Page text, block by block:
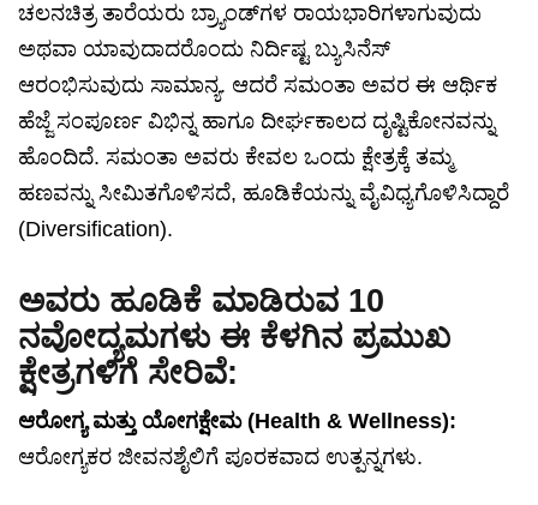
ಚಲನಚಿತ್ರ ತಾರೆಯರು ಬ್ರ್ಯಾಂಡ್‌ಗಳ ರಾಯಭಾರಿಗಳಾಗುವುದು
ಅಥವಾ ಯಾವುದಾದರೊಂದು ನಿರ್ದಿಷ್ಟ ಬ್ಯುಸಿನೆಸ್
ಆರಂಭಿಸುವುದು ಸಾಮಾನ್ಯ. ಆದರೆ ಸಮಂತಾ ಅವರ ಈ ಆರ್ಥಿಕ
ಹೆಜ್ಜೆ ಸಂಪೂರ್ಣ ವಿಭಿನ್ನ ಹಾಗೂ ದೀರ್ಘಕಾಲದ ದೃಷ್ಟಿಕೋನವನ್ನು
ಹೊಂದಿದೆ. ಸಮಂತಾ ಅವರು ಕೇವಲ ಒಂದು ಕ್ಷೇತ್ರಕ್ಕೆ ತಮ್ಮ
ಹಣವನ್ನು ಸೀಮಿತಗೊಳಿಸದೆ, ಹೂಡಿಕೆಯನ್ನು ವೈವಿಧ್ಯಗೊಳಿಸಿದ್ದಾರೆ
(Diversification).
ಅವರು ಹೂಡಿಕೆ ಮಾಡಿರುವ 10
ನವೋದ್ಯಮಗಳು ಈ ಕೆಳಗಿನ ಪ್ರಮುಖ
ಕ್ಷೇತ್ರಗಳಿಗೆ ಸೇರಿವೆ:
ಆರೋಗ್ಯ ಮತ್ತು ಯೋಗಕ್ಷೇಮ (Health & Wellness):
ಆರೋಗ್ಯಕರ ಜೀವನಶೈಲಿಗೆ ಪೂರಕವಾದ ಉತ್ಪನ್ನಗಳು.